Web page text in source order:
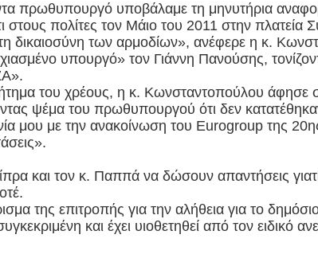
πρωθυπουργό υποβάλαμε τη μηνυτήρια
στους πολίτες τον Μάιο του 2011 στην πλατεία
δικαιοσύνη των αρμοδίων», ανέφερε η κ.
υπουργό» τον Γιάννη Πανούσης,
του χρέους, η κ. Κωνσταντοπούλου άφησε
ψέμα του πρωθυπουργού ότι δεν
μου με την ανακοίνωση του Eurogroup της
και τον κ. Παππά να δώσουν απαντήσεις
της επιτροπής για την αλήθεια για το
και έχει υιοθετηθεί από τον ειδικό